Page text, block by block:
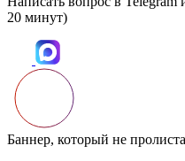
20 минут)